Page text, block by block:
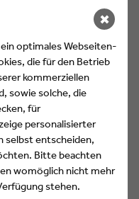
optimales Webseiten-
die für den Betrieb
kommerziellen
sowie solche, die
für
personalisierter
selbst entscheiden,
Bitte beachten
womöglich nicht mehr
stehen.
✖